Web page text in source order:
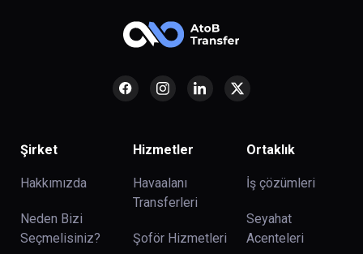
Şirket
Hakkımızda
Neden Bizi
Seçmelisiniz?
Hizmetler
Havaalanı
Transferleri
Şoför Hizmetleri
Ortaklık
İş çözümleri
Seyahat
Acenteleri